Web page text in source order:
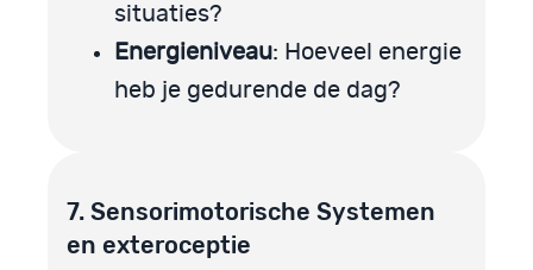
situaties?
Energieniveau: Hoeveel energie
heb je gedurende de dag?
7. Sensorimotorische Systemen
en exteroceptie